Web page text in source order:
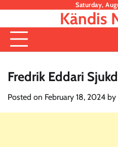
content
Saturday,
Kändis
Fredrik Eddari
Posted on February 18, 2024 by